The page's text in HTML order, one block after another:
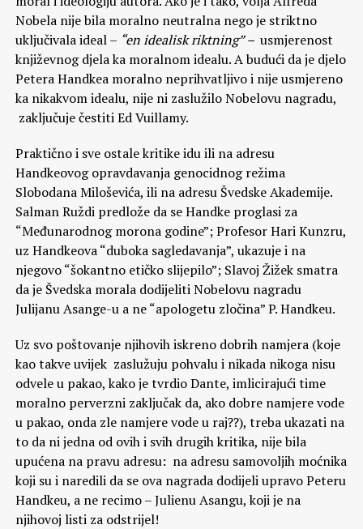
Nobela nije bila moralno neutralna nego je striktno
uključivala ideal – “en idealisk riktning” – usmjerenost
književnog djela ka moralnom idealu. A budući da je djelo
Petera Handkea moralno neprihvatljivo i nije usmjereno
ka nikakvom idealu, nije ni zaslužilo Nobelovu nagradu,
zaključuje čestiti Ed Vuillamy.
Praktično i sve ostale kritike idu ili na adresu
Handkeovog opravdavanja genocidnog režima
Slobodana Miloševića, ili na adresu Švedske Akademije.
Salman Ruždi predlože da se Handke proglasi za
“Međunarodnog morona godine”; Profesor Hari Kunzru,
uz Handkeova “duboka sagledavanja”, ukazuje i na
njegovo “šokantno etičko slijepilo”; Slavoj Žižek smatra
da je Švedska morala dodijeliti Nobelovu nagradu
Julijanu Asange-u a ne “apologetu zločina” P. Handkeu.
Uz svo poštovanje njihovih iskreno dobrih namjera (koje
kao takve uvijek zaslužuju pohvalu i nikada nikoga nisu
odvele u pakao, kako je tvrdio Dante, imlicirajući time
moralno perverzni zaključak da, ako dobre namjere vode
u pakao, onda zle namjere vode u raj??), treba ukazati na
to da ni jedna od ovih i svih drugih kritika, nije bila
upućena na pravu adresu: na adresu samovoljih moćnika
koji su i naredili da se ova nagrada dodijeli upravo Peteru
Handkeu, a ne recimo – Julienu Asangu, koji je na
njihovoj listi za odstrijel!